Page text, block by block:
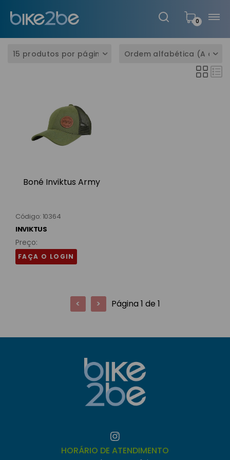
0
Boné Inviktus Army
Código: 10364
INVIKTUS
Preço:
FAÇA O LOGIN
< > Página 1 de 1
HORÁRIO DE ATENDIMENTO